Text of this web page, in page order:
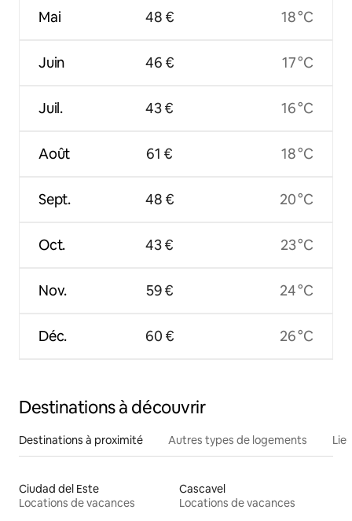
Mai
Juin
Juil.
Août
Sept.
Oct.
Nov.
Déc.
48 €
46 €
43 €
61 €
48 €
43 €
59 €
60 €
18 °C
17 °C
16 °C
18 °C
20 °C
23 °C
24 °C
26 °C
Destinations à découvrir
Destinations à proximité Autres types de logements
Ciudad del Este
Locations de vacances
Cascavel
Locations de vacances